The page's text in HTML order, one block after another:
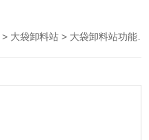
> 大袋卸料站 > 大袋卸料站功能优势